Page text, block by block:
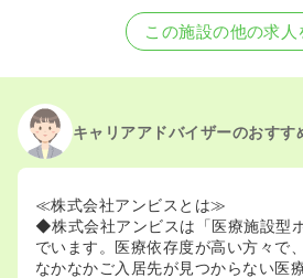
この施設の他の求人
キャリアアドバイザーのおすす
≪株式会社アンビスとは≫
◆株式会社アンビスは「医療施設型
でいます。医療依存度が高い方々で
なかなかご入居先が見つからない医